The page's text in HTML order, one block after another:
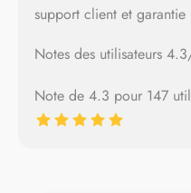
support client et garantie
Notes des utilisateurs
Note de 4.3 pour 147